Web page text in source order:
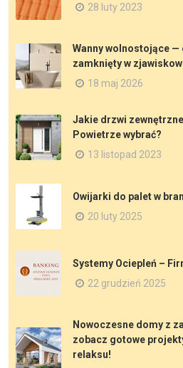
28 luty 2023
Wanny wolnostojące —
zamknięty w
18 maj 2026
Jakie drzwi
Powietrze wybrać?
13 listopad 2023
Owijarki do palet w
20 luty 2025
Systemy Ociepleń –
22 grudzień 2025
Nowoczesne domy z
zobacz gotowe
relaksu!